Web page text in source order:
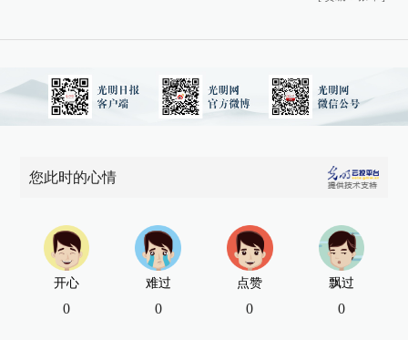
您此时的心情
开心
0
难过
0
点赞
0
飘过
0